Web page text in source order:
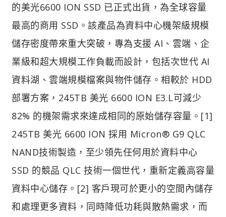
的美光6600 ION SSD 已正式出貨，為全球容量
最高的商用 SSD。該產品為資料中心機架級規模
儲存密度帶來重大突破，專為支援 AI、雲端、企
業級和超大規模工作負載而設計，包括次世代 AI
資料湖、雲端規模檔案與物件儲存。相較於 HDD
部署方案，245TB 美光 6600 ION E3.L可減少
82% 的機架需求來達成相同的原始儲存容量。[1]
245TB 美光 6600 ION 採用 Micron® G9 QLC
NAND技術製造，至少領先任何用於資料中心
SSD 的競品 QLC 技術一個世代，重新定義高容量
資料中心儲存。[2] 客戶現可於更小的空間內儲存
和處理更多資料，同時降低功耗與散熱需求，而